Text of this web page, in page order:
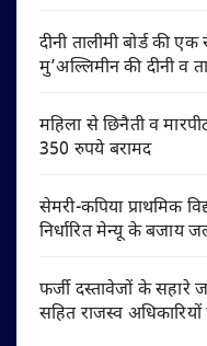
दीनी तालीमी बोर्ड की
मु’अल्लिमीन की दीनी व
महिला से छिनैती व
350 रुपये बरामद
सेमरी-कपिया प्राथमिक
निर्धारित मेन्यू के बजाय
फर्जी दस्तावेजों के सहारे
सहित राजस्व